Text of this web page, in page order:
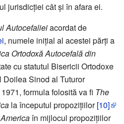
jurisdicţiei cât şi în afara ei.
Autocefalieiacordat de
, numele iniţial al acestei părţi a
Ortodoxă Autocefală din
cu statutul Bisericii Ortodoxe
Doilea Sinod al Tuturor
formula folosită va fi The
la începutul propoziţiilor[10]
în mijlocul propoziţiilor